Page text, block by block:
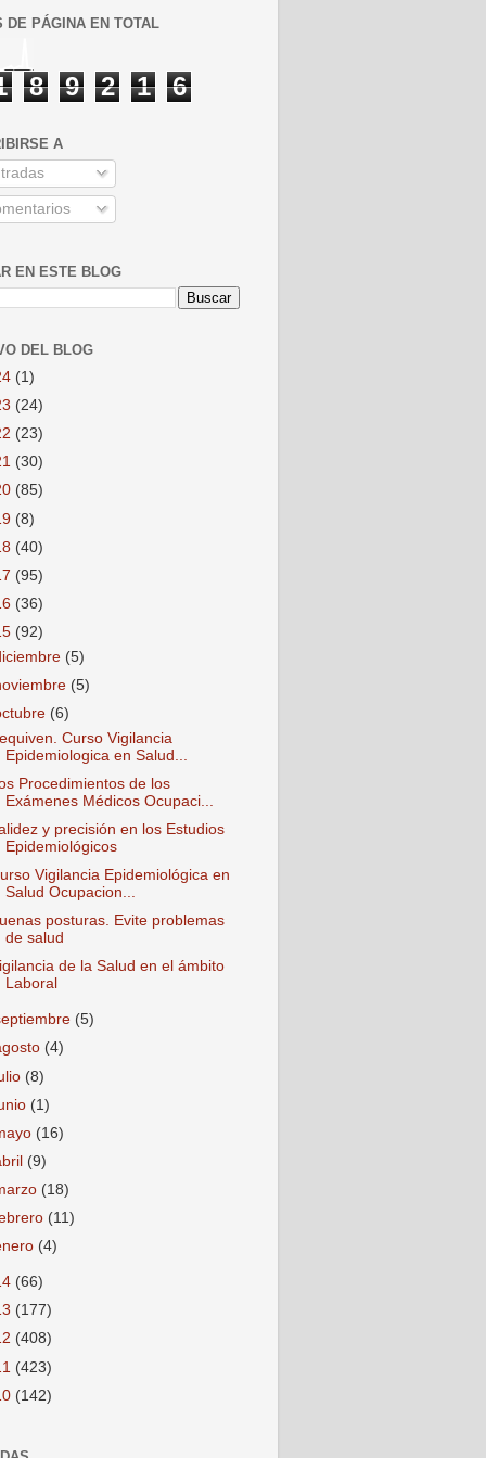
DE PÁGINA EN TOTAL
8 9 2 1 6
A
EN ESTE BLOG
DEL BLOG
(1)
(24)
(23)
(30)
(85)
(8)
(40)
(95)
(36)
(92)
(5)
(5)
(6)
Curso Vigilancia
Epidemiologica en Salud...
Procedimientos de los
Exámenes Médicos Ocupaci...
y precisión en los Estudios
Epidemiológicos
Vigilancia Epidemiológica en
Salud Ocupacion...
posturas. Evite problemas
de salud
de la Salud en el ámbito
Laboral
(5)
(4)
(8)
(1)
(16)
(9)
(18)
(11)
(4)
(66)
(177)
(408)
(423)
(142)